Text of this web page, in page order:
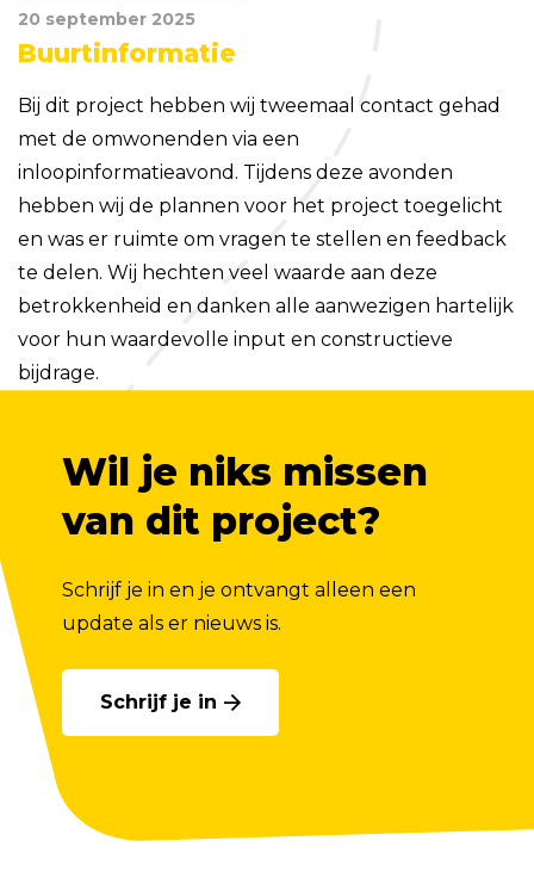
20 september 2025
Buurtinformatie
Bij dit project hebben wij tweemaal contact gehad
met de omwonenden via een
inloopinformatieavond. Tijdens deze avonden
hebben wij de plannen voor het project toegelicht
en was er ruimte om vragen te stellen en feedback
te delen. Wij hechten veel waarde aan deze
betrokkenheid en danken alle aanwezigen hartelijk
voor hun waardevolle input en constructieve
bijdrage.
Wil je niks missen
van dit project?
Schrijf je in en je ontvangt alleen een
update als er nieuws is.
Schrijf je in